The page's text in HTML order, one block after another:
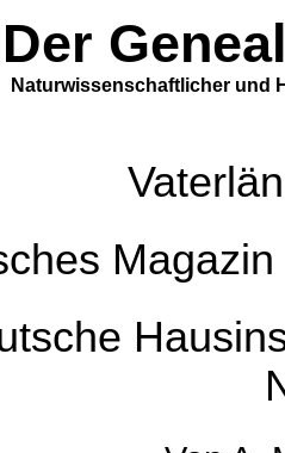
Der
Naturwissenschaftlicher und